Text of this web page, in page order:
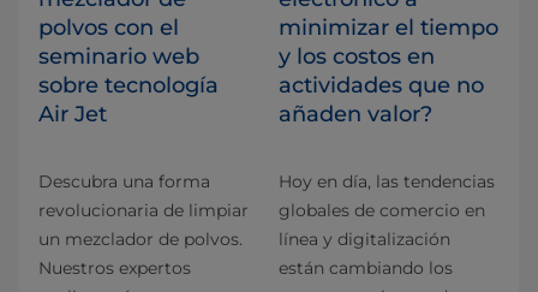
polvos con el
seminario web
sobre tecnología
Air Jet
Descubra una forma
revolucionaria de limpiar
un mezclador de polvos.
Nuestros expertos
minimizar el tiempo
y los costos en
actividades que no
añaden valor?
Hoy en día, las tendencias
globales de comercio en
línea y digitalización
están cambiando los